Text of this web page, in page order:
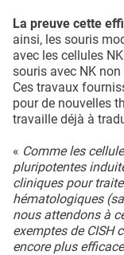
La preuve cette
ainsi, les souris
avec les cellules
souris avec NK
Ces travaux
pour de nouvelles
travaille déjà à
« Comme les
pluripotentes
cliniques pour
hématologiques
nous attendons à
exemptes de CISH
encore plus efficace